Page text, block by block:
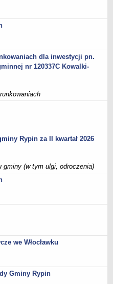
Instytucja kultury, OSP
Polskie
zagospodarowania
granice oraz siedziby
granic okręgów wyborczych
dla inwestycji pn.
nr 120337C Kowalki-
Rypin za II kwartał 2026
gminy (w tym ulgi, odroczenia)
we Włocławku
Gminy Rypin